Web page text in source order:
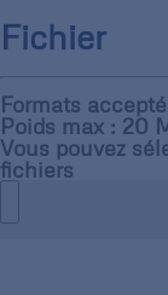
Fichier
Formats
Poids max : 20
Vous pouvez
fichiers